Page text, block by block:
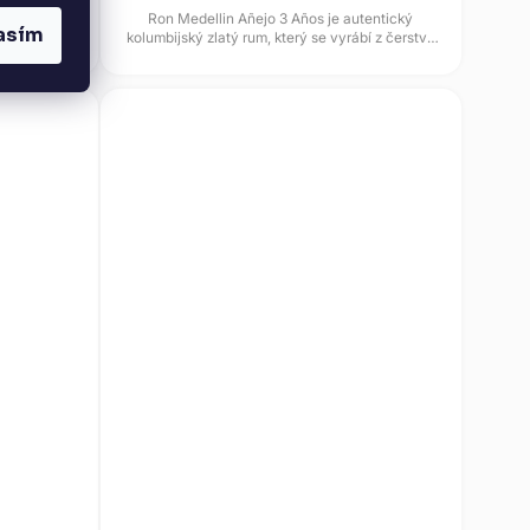
a
Ron Medellin Añejo 3 Años je autentický
kolumbijský zlatý rum, který se vyrábí z čerstvé